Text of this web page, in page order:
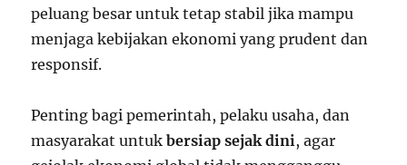
peluang besar untuk tetap stabil jika mampu
menjaga kebijakan ekonomi yang prudent dan
responsif.
Penting bagi pemerintah, pelaku usaha, dan
masyarakat untukbersiap sejak dini , agar